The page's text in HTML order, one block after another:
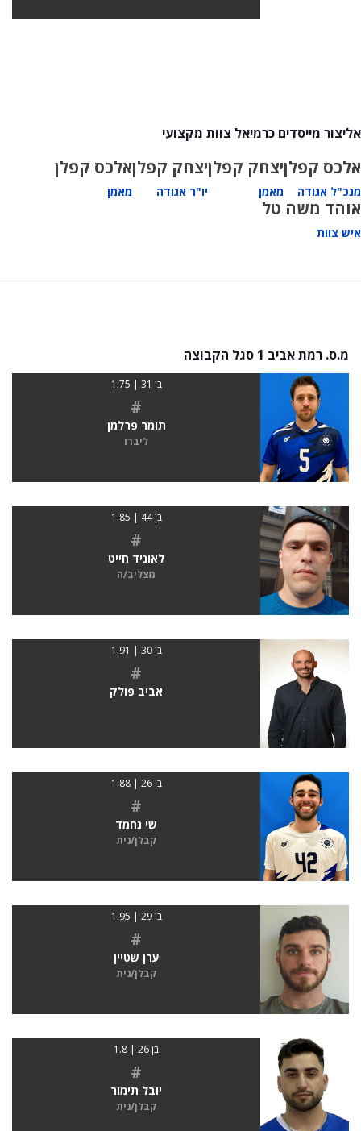
אליצור מייסדים כרמיאל צוות מקצועי
אלכס קפלן
מנכ"ל אגודה
יצחק קפלן
מאמן
יצחק קפלן
יו"ר אגודה
אלכס קפלן
מאמן
אוהד משה טל
איש צוות
מ.ס. רמת אביב 1 סגל הקבוצה
בן 31 | 1.75
#
תומר פרלמן
ליברו
בן 44 | 1.85
#
לאוניד חייט
מצליב/ה
בן 30 | 1.91
#
אביב פולק
בן 26 | 1.88
#
שי נחמד
קבלן/נית
בן 29 | 1.95
#
ערן שטיין
קבלן/נית
בן 26 | 1.8
#
יובל תימור
קבלן/נית